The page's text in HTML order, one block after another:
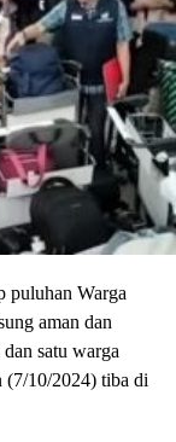
puluhan Warga
aman dan
satu warga
10/2024) tiba di